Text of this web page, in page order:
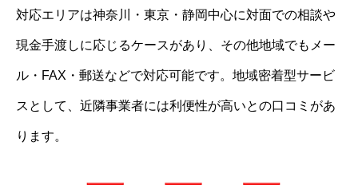
対応エリアは神奈川・東京・静岡中心に対面での相談や
現金手渡しに応じるケースがあり、その他地域でもメー
ル・FAX・郵送などで対応可能です。地域密着型サービ
スとして、近隣事業者には利便性が高いとの口コミがあ
ります。